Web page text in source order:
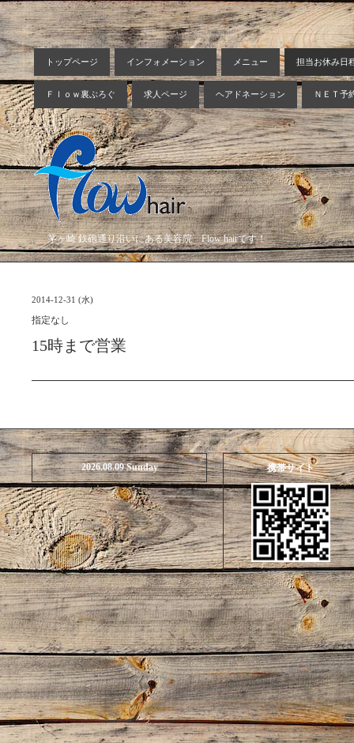
トップページ インフォメーション メニュー 担当お休み日
Ｆｌｏｗ裏ぶろぐ 求人ページ ヘアドネーション ＮＥＴ予
茅ヶ崎 鉄砲通り沿いにある美容院 Flow hairです！
2014-12-31 (水)
指定なし
15時まで営業
2026.08.09 Sunday 携帯サイト